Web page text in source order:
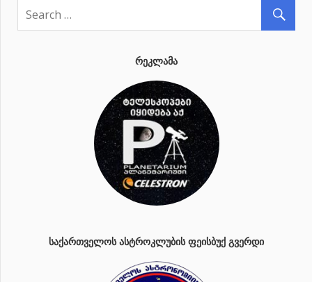
ᲠᲔᲙᲚᲐᲛᲐ
ᲡᲐᲥᲐᲠᲗᲕᲔᲚᲝᲡ ᲐᲡᲢᲠᲝᲙᲚᲣᲑᲘᲡ ᲤᲔᲘᲡᲑᲣᲥ ᲒᲕᲔᲠᲓᲘ